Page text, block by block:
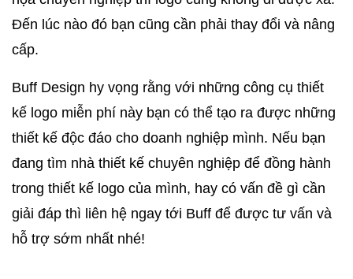
Đến lúc nào đó bạn cũng cần phải thay đổi và nâng
cấp.
Buff Design hy vọng rằng với những công cụ thiết
kế logo miễn phí này bạn có thể tạo ra được những
thiết kế độc đáo cho doanh nghiệp mình. Nếu bạn
đang tìm nhà thiết kế chuyên nghiệp để đồng hành
trong thiết kế logo của mình, hay có vấn đề gì cần
giải đáp thì liên hệ ngay tới Buff để được tư vấn và
hỗ trợ sớm nhất nhé!